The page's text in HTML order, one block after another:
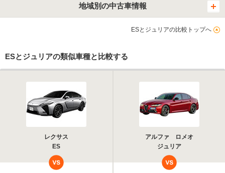
地域別の中古車情報
ESとジュリアの比較トップへ
ESとジュリアの類似車種と比較する
レクサス
ES
アルファ ロメオ
ジュリア